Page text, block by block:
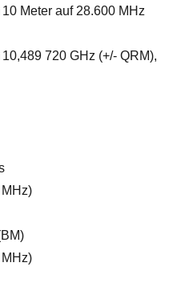
Meter auf 28.600 MHz
720 GHz (+/- QRM),